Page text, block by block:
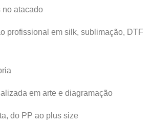
no atacado
profissional em silk, sublimação, DTF
em arte e diagramação
do PP ao plus size